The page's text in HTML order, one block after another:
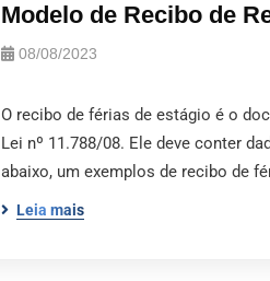
Modelo de Recibo de
08/08/2023
O recibo de férias de estágio é o
Lei nº 11.788/08. Ele deve conter
abaixo, um exemplos de recibo de
Leia mais